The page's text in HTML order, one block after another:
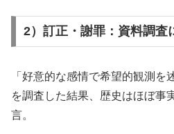
2）訂正・謝罪：資料調査
「好意的な感情で希望的観測
を調査した結果、歴史はほぼ事
言。